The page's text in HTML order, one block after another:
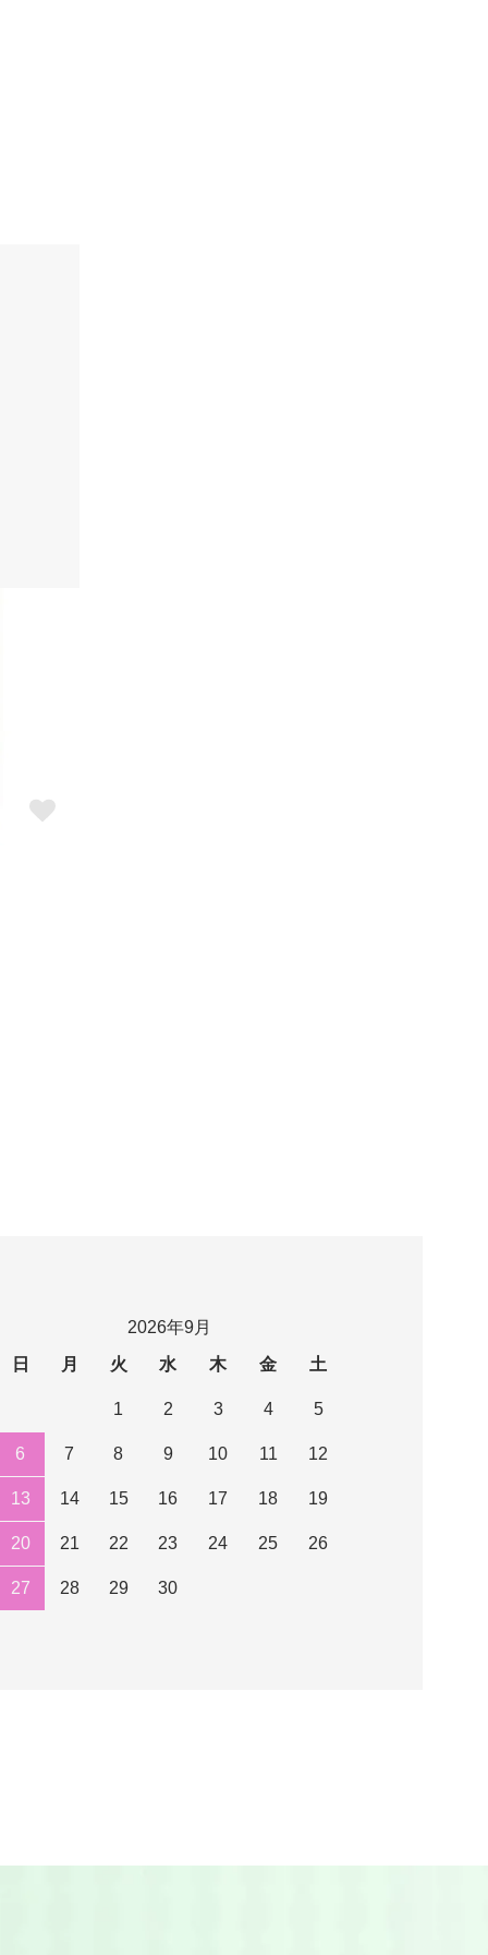
2026年9月
日
月 火 水 木 金 土
1 2 3 4 5
6 7 8 9 10 11 12
13 14 15 16 17 18 19
20 21 22 23 24 25 26
27 28 29 30